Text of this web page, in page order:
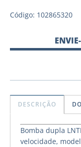
Código: 102865320
DESCRIÇÃO
Bomba dupla
velocidade,